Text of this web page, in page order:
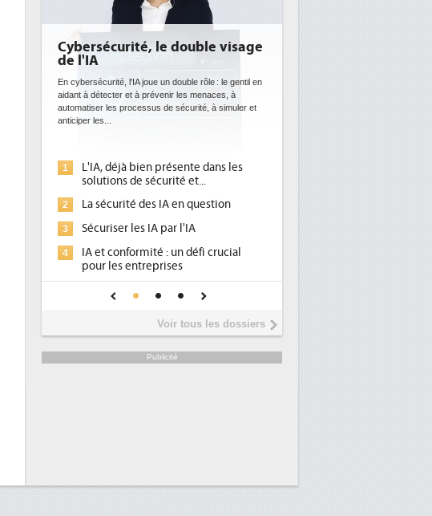
Cybersécurité, le double visage
de l'IA
En cybersécurité, l'IA joue un double rôle : le gentil en
aidant à détecter et à prévenir les menaces, à
automatiser les processus de sécurité, à simuler et
anticiper les...
1
L'IA, déjà bien présente dans les
solutions de sécurité et...
2 La sécurité des IA en question
3 Sécuriser les IA par l'IA
4
IA et conformité : un défi crucial
pour les entreprises
Une IA de confiance pour une IA
plus sûre ?
Voir tous les dossiers
Publicité